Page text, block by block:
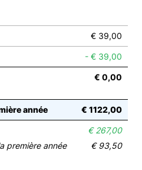
€ 39,00
- € 39,00
€ 0,00
année € 1122,00
€ 267,00
première année
€ 93,50